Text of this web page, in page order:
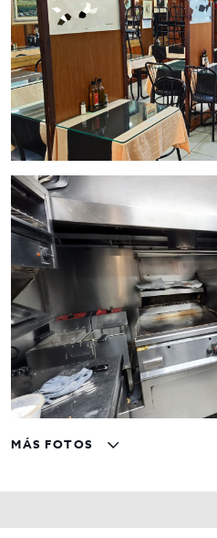
Gestionado por Inmo Olaya,
comerciales en Barcelona.
ayudarle a realizar una
restauración.
MÁS FOTOS